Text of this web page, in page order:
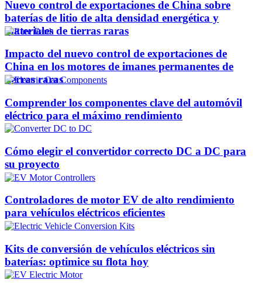
Nuevo control de exportaciones de China sobre
baterías de litio de alta densidad energética y
materiales de tierras raras
Impacto del nuevo control de exportaciones de
China en los motores de imanes permanentes de
tierras raras
Comprender los componentes clave del automóvil
eléctrico para el máximo rendimiento
Cómo elegir el convertidor correcto DC a DC para
su proyecto
Controladores de motor EV de alto rendimiento
para vehículos eléctricos eficientes
Kits de conversión de vehículos eléctricos sin
baterías: optimice su flota hoy